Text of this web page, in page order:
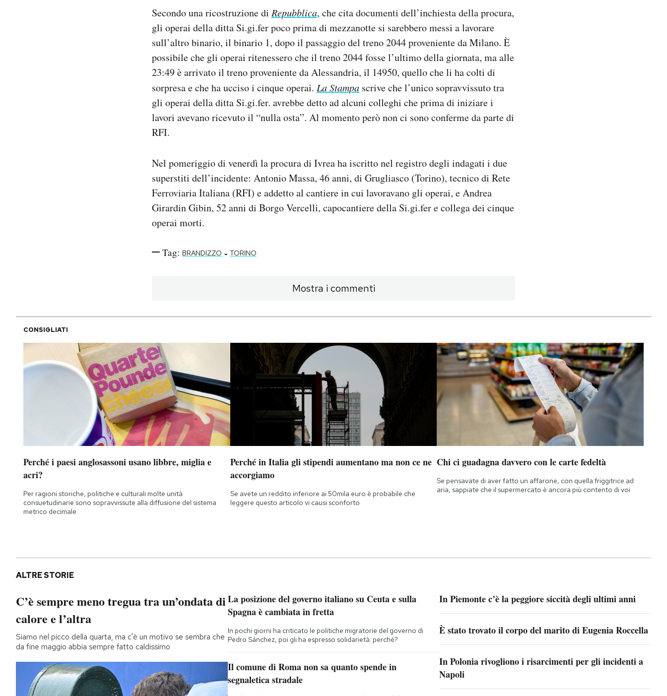
Secondo una ricostruzione di Repubblica, che cita documenti dell’inchiesta della procura,
gli operai della ditta Si.gi.fer poco prima di mezzanotte si sarebbero messi a lavorare
sull’altro binario, il binario 1, dopo il passaggio del treno 2044 proveniente da Milano. È
possibile che gli operai ritenessero che il treno 2044 fosse l’ultimo della giornata, ma alle
23:49 è arrivato il treno proveniente da Alessandria, il 14950, quello che li ha colti di
sorpresa e che ha ucciso i cinque operai. La Stampa scrive che l’unico sopravvissuto tra
gli operai della ditta Si.gi.fer. avrebbe detto ad alcuni colleghi che prima di iniziare i
lavori avevano ricevuto il “nulla osta”. Al momento però non ci sono conferme da parte di
RFI.
Nel pomeriggio di venerdì la procura di Ivrea ha iscritto nel registro degli indagati i due
superstiti dell’incidente: Antonio Massa, 46 anni, di Grugliasco (Torino), tecnico di Rete
Ferroviaria Italiana (RFI) e addetto al cantiere in cui lavoravano gli operai, e Andrea
Girardin Gibin, 52 anni di Borgo Vercelli, capocantiere della Si.gi.fer e collega dei cinque
operai morti.
Tag: BRANDIZZO - TORINO
Mostra i commenti
CONSIGLIATI
Perché i paesi anglosassoni usano libbre, miglia e
acri?
Per ragioni storiche, politiche e culturali molte unità
consuetudinarie sono sopravvissute alla diffusione del sistema
metrico decimale
Perché in Italia gli stipendi aumentano ma non ce ne
accorgiamo
Se avete un reddito inferiore ai 50mila euro è probabile che
leggere questo articolo vi causi sconforto
Chi ci guadagna davvero con le carte fedeltà
Se pensavate di aver fatto un affarone, con quella friggitrice ad
aria, sappiate che il supermercato è ancora più contento di voi
ALTRE STORIE
C’è sempre meno tregua tra un’ondata di
calore e l’altra
Siamo nel picco della quarta, ma c'è un motivo se sembra che
da fine maggio abbia sempre fatto caldissimo
La posizione del governo italiano su Ceuta e sulla
Spagna è cambiata in fretta
In pochi giorni ha criticato le politiche migratorie del governo di
Pedro Sánchez, poi gli ha espresso solidarietà: perché?
Il comune di Roma non sa quanto spende in
segnaletica stradale
In Piemonte c’è la peggiore siccità degli ultimi anni
È stato trovato il corpo del marito di Eugenia Roccella
In Polonia rivogliono i risarcimenti per gli incidenti a
Napoli